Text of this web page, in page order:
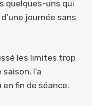
quelques-uns qui
journée sans
les limites trop
l’a
fin de séance.